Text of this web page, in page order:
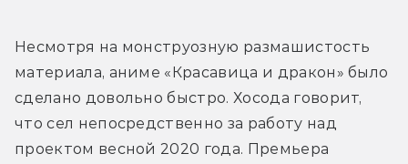
Несмотря на монструозную размашистость
материала, аниме «Красавица и дракон» было
сделано довольно быстро. Хосода говорит,
что сел непосредственно за работу над
проектом весной 2020 года. Премьера